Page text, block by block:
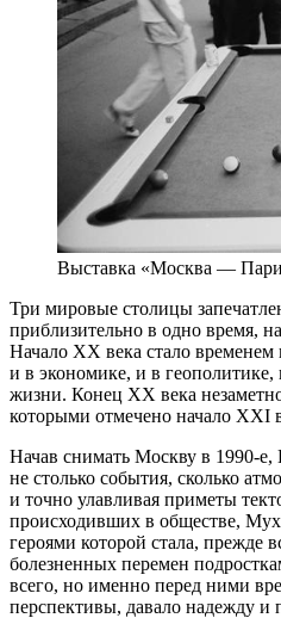
Выставка «Москва —
Три мировые столицы
приблизительно в одно время,
Начало ХХ века стало временем
и в экономике, и в геополитике,
жизни. Конец ХХ века
которыми отмечено начало XXI
Начав снимать Москву в 1990-
не столько события, сколько
и точно улавливая приметы
происходивших в обществе,
героями которой стала, прежде
болезненных перемен
всего, но именно перед ними
перспективы, давало надежду и